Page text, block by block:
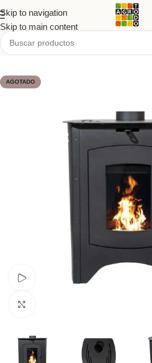
Skip to navigation
Skip to main content
Tienda
AGOTADO
Ver vídeo